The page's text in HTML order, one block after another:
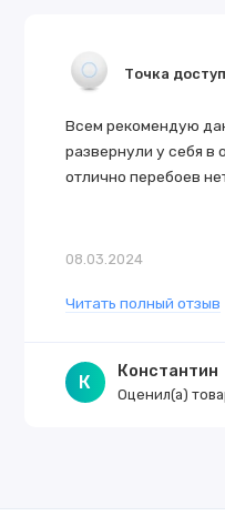
Частота:
Количество
Тип
Точка
Всем рекомендую
развернули у себя в
отлично перебоев
08.03.2024
Читать полный отзыв
К
Константин
Оценил(а)